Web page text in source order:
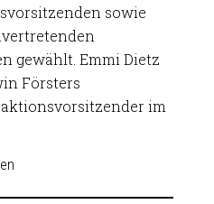
sowie
gewählt. Emmi Dietz
Försters
im